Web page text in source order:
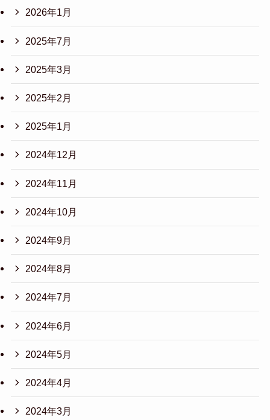
2026年1月
2025年7月
2025年3月
2025年2月
2025年1月
2024年12月
2024年11月
2024年10月
2024年9月
2024年8月
2024年7月
2024年6月
2024年5月
2024年4月
2024年3月